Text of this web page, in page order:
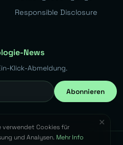
Responsible Disclosure
News
Klick-Abmeldung.
Abonnieren
✕
verwendet Cookies für
und Analysen. Mehr Info